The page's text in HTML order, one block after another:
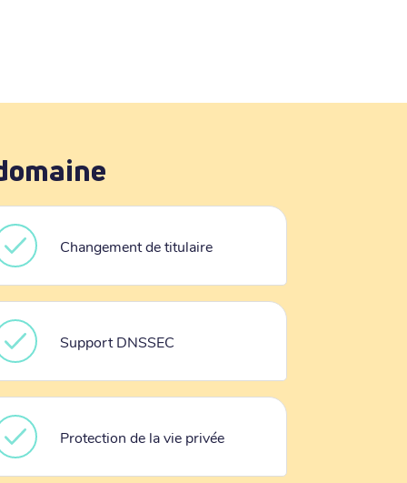
Changement de titulaire
Support DNSSEC
Protection de la vie privée